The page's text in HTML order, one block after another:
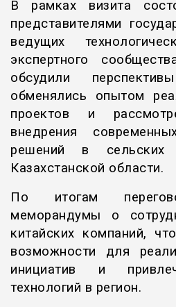
В рамках визита
представителями
ведущих
экспертного
обсудили
обменялись опытом
проектов и
внедрения
решений в сельских
Казахстанской области.
По итогам
меморандумы о
китайских компаний,
возможности для
инициатив и
технологий в регион.